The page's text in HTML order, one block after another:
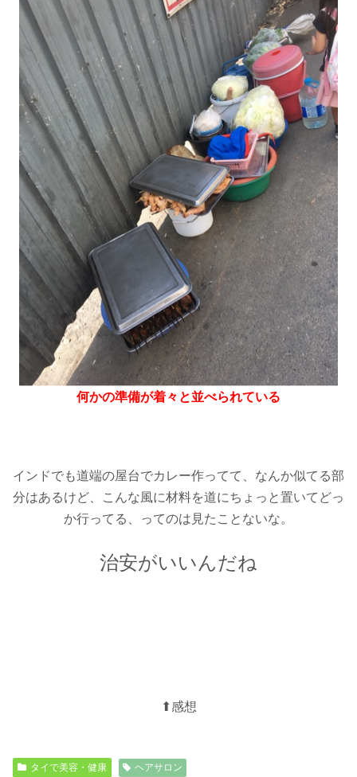
何かの準備が着々と並べられている
インドでも道端の屋台でカレー作ってて、なんか似てる部
分はあるけど、こんな風に材料を道にちょっと置いてどっ
か行ってる、ってのは見たことないな。
治安がいいんだね
⬆︎感想
タイで美容・健康 ヘアサロン